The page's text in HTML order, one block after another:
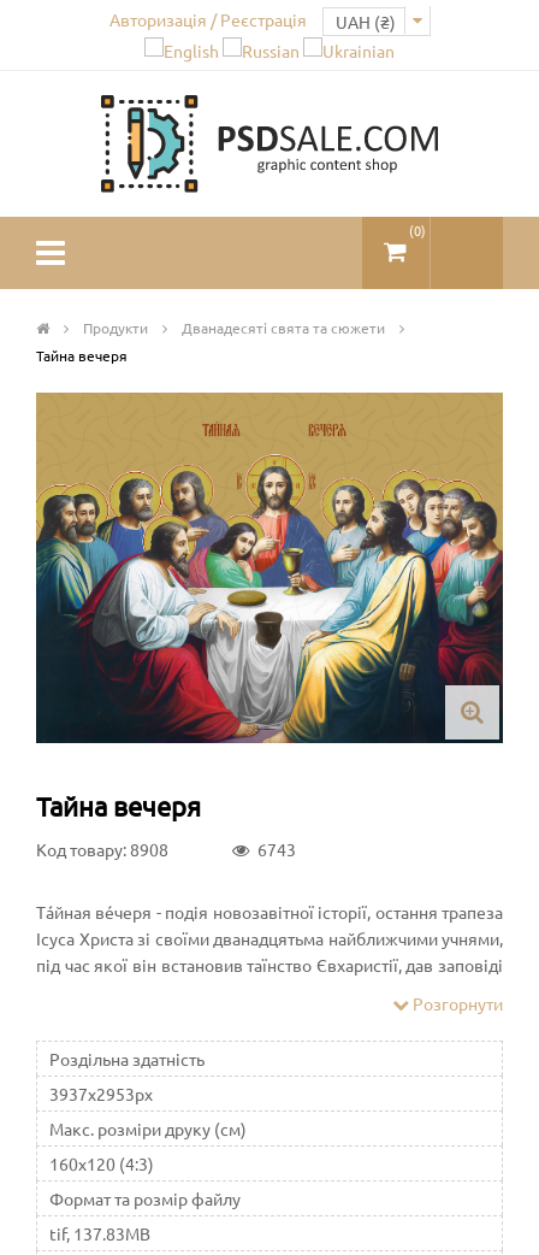
Авторизація / Реєстрація
(0)
Продукти
Дванадесяті свята та сюжети
Тайна вечеря
Тайна вечеря
Код товару: 8908 6743
Тáйная вéчеря - подія новозавітної історії, остання трапеза
Ісуса Христа зі своїми дванадцятьма найближчими учнями,
під час якої він встановив таїнство Євхаристії, дав заповіді
одного з учнів і майбутні долі християнської церкви і
всього світу
Розгорнути
Роздільна здатність
3937x2953px
Макс. розміри друку (см)
160x120 (4:3)
Формат та розмір файлу
tif, 137.83MB